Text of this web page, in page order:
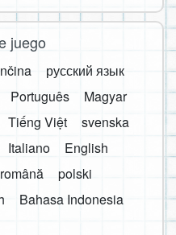
juego
русский язык
Português
Magyar
Tiếng Việt
svenska
Italiano
English
română
polski
Bahasa Indonesia